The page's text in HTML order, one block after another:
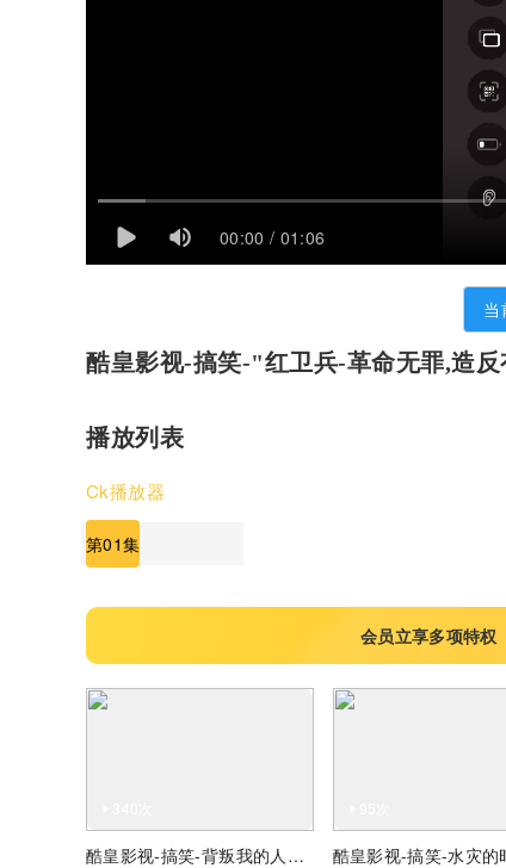
00:00 / 01:06
当
酷皇影视-搞笑-"红卫兵-革命无罪,造
播放列表
Ck播放器
第01集
会员立享多项特权
酷皇影视-搞笑-背叛我的人我给他100W，听懂掌声